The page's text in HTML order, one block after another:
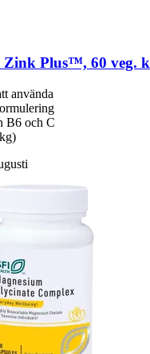
Zink Plus™, 60 veg.
använda
B6 och C